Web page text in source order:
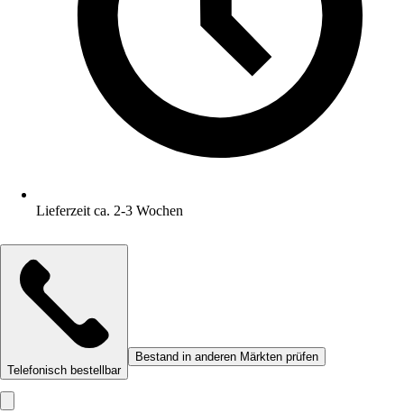
Lieferzeit ca. 2-3 Wochen
Telefonisch bestellbar
Bestand in anderen Märkten prüfen